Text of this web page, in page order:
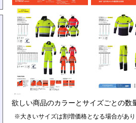
欲しい商品のカラーとサイズごとの数
※大きいサイズは割増価格となる場合があ